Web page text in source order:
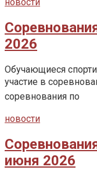
2026
Обучающиеся
участие в
соревнования по
новости
июня 2026